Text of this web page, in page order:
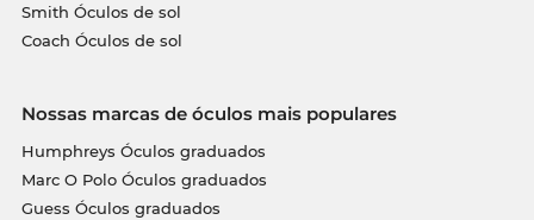
Smith Óculos de sol
Coach Óculos de sol
Nossas marcas de óculos mais populares
Humphreys Óculos graduados
Marc O Polo Óculos graduados
Guess Óculos graduados